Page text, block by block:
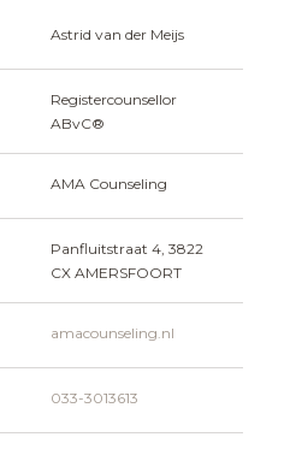
Astrid van der Meijs
Registercounsellor
ABvC®
AMA Counseling
Panfluitstraat 4, 3822
CX AMERSFOORT
amacounseling.nl
033-3013613